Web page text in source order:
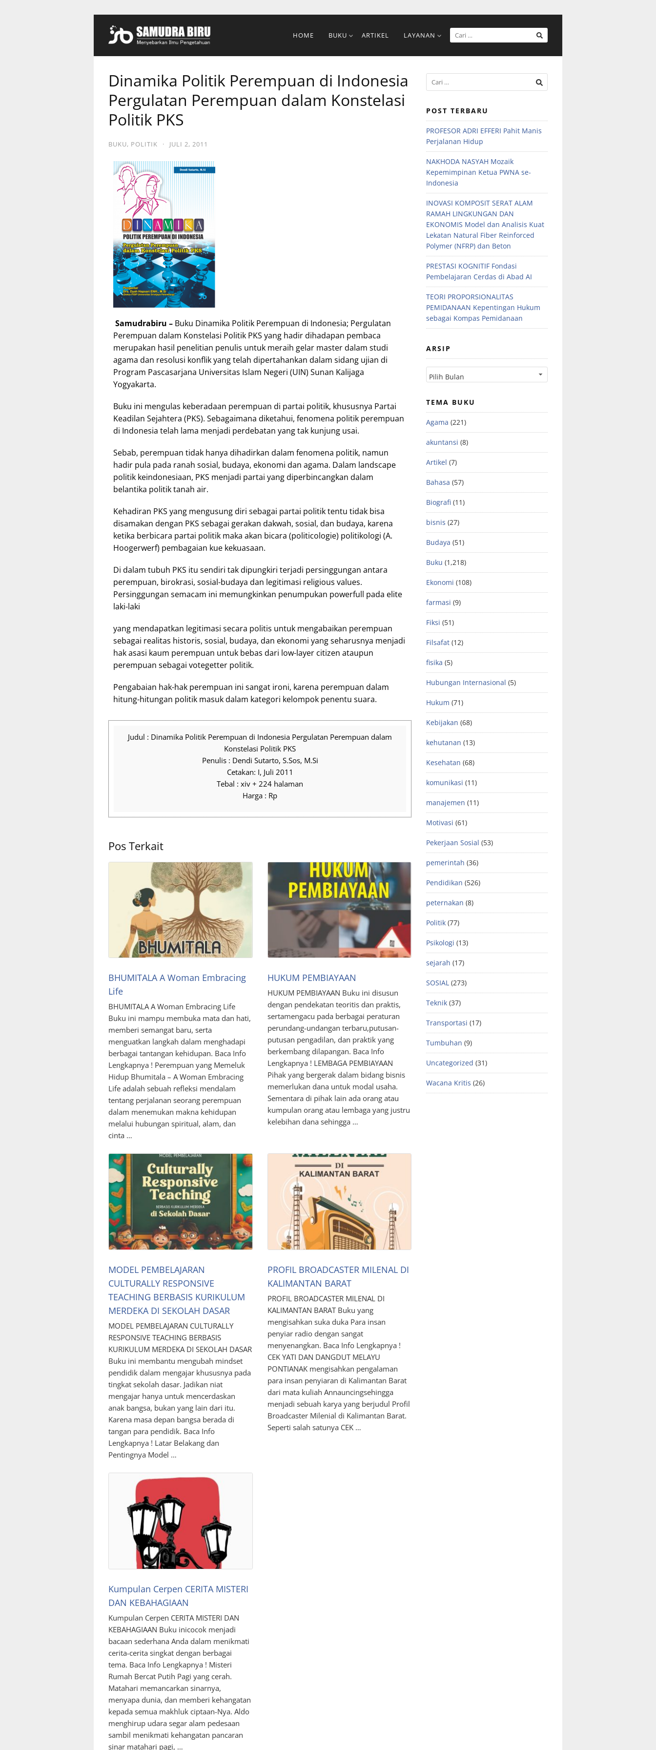
HOME BUKU ARTIKEL LAYANAN
Dinamika Politik Perempuan di Indonesia
Pergulatan Perempuan dalam Konstelasi
Politik PKS
BUKU, POLITIK · JULI 2, 2011
Samudrabiru – Buku Dinamika Politik Perempuan di Indonesia; Pergulatan
Perempuan dalam Konstelasi Politik PKS yang hadir dihadapan pembaca
merupakan hasil penelitian penulis untuk meraih gelar master dalam studi
agama dan resolusi konflik yang telah dipertahankan dalam sidang ujian di
Program Pascasarjana Universitas Islam Negeri (UIN) Sunan Kalijaga
Yogyakarta.
Buku ini mengulas keberadaan perempuan di partai politik, khususnya Partai
Keadilan Sejahtera (PKS). Sebagaimana diketahui, fenomena politik perempuan
di Indonesia telah lama menjadi perdebatan yang tak kunjung usai.
Sebab, perempuan tidak hanya dihadirkan dalam fenomena politik, namun
hadir pula pada ranah sosial, budaya, ekonomi dan agama. Dalam landscape
politik keindonesiaan, PKS menjadi partai yang diperbincangkan dalam
belantika politik tanah air.
Kehadiran PKS yang mengusung diri sebagai partai politik tentu tidak bisa
disamakan dengan PKS sebagai gerakan dakwah, sosial, dan budaya, karena
ketika berbicara partai politik maka akan bicara (politicologie) politikologi (A.
Hoogerwerf) pembagaian kue kekuasaan.
Di dalam tubuh PKS itu sendiri tak dipungkiri terjadi persinggungan antara
perempuan, birokrasi, sosial-budaya dan legitimasi religious values.
Persinggungan semacam ini memungkinkan penumpukan powerfull pada elite
laki-laki
yang mendapatkan legitimasi secara politis untuk mengabaikan perempuan
sebagai realitas historis, sosial, budaya, dan ekonomi yang seharusnya menjadi
hak asasi kaum perempuan untuk bebas dari low-layer citizen ataupun
perempuan sebagai votegetter politik.
Pengabaian hak-hak perempuan ini sangat ironi, karena perempuan dalam
hitung-hitungan politik masuk dalam kategori kelompok penentu suara.
Judul : Dinamika Politik Perempuan di Indonesia Pergulatan Perempuan dalam
Konstelasi Politik PKS
Penulis : Dendi Sutarto, S.Sos, M.Si
Cetakan: I, Juli 2011
Tebal : xiv + 224 halaman
Harga : Rp
Pos Terkait
BHUMITALA A Woman Embracing
Life
BHUMITALA A Woman Embracing Life
Buku ini mampu membuka mata dan hati,
memberi semangat baru, serta
menguatkan langkah dalam menghadapi
berbagai tantangan kehidupan. Baca Info
Lengkapnya ! Perempuan yang Memeluk
Hidup Bhumitala – A Woman Embracing
Life adalah sebuah refleksi mendalam
tentang perjalanan seorang perempuan
dalam menemukan makna kehidupan
melalui hubungan spiritual, alam, dan
cinta …
HUKUM PEMBIAYAAN
HUKUM PEMBIAYAAN Buku ini disusun
dengan pendekatan teoritis dan praktis,
sertamengacu pada berbagai peraturan
perundang-undangan terbaru,putusan-
putusan pengadilan, dan praktik yang
berkembang dilapangan. Baca Info
Lengkapnya ! LEMBAGA PEMBIAYAAN
Pihak yang bergerak dalam bidang bisnis
memerlukan dana untuk modal usaha.
Sementara di pihak lain ada orang atau
kumpulan orang atau lembaga yang justru
kelebihan dana sehingga …
MODEL PEMBELAJARAN
CULTURALLY RESPONSIVE
TEACHING BERBASIS KURIKULUM
MERDEKA DI SEKOLAH DASAR
MODEL PEMBELAJARAN CULTURALLY
RESPONSIVE TEACHING BERBASIS
KURIKULUM MERDEKA DI SEKOLAH DASAR
Buku ini membantu mengubah mindset
pendidik dalam mengajar khususnya pada
tingkat sekolah dasar. Jadikan niat
mengajar hanya untuk mencerdaskan
anak bangsa, bukan yang lain dari itu.
Karena masa depan bangsa berada di
tangan para pendidik. Baca Info
Lengkapnya ! Latar Belakang dan
Pentingnya Model …
PROFIL BROADCASTER MILENAL DI
KALIMANTAN BARAT
PROFIL BROADCASTER MILENAL DI
KALIMANTAN BARAT Buku yang
mengisahkan suka duka Para insan
penyiar radio dengan sangat
menyenangkan. Baca Info Lengkapnya !
CEK YATI DAN DANGDUT MELAYU
PONTIANAK mengisahkan pengalaman
para insan penyiaran di Kalimantan Barat
dari mata kuliah Annauncingsehingga
menjadi sebuah karya yang berjudul Profil
Broadcaster Milenial di Kalimantan Barat.
Seperti salah satunya CEK …
Kumpulan Cerpen CERITA MISTERI
DAN KEBAHAGIAAN
Kumpulan Cerpen CERITA MISTERI DAN
KEBAHAGIAAN Buku inicocok menjadi
bacaan sederhana Anda dalam menikmati
cerita-cerita singkat dengan berbagai
tema. Baca Info Lengkapnya ! Misteri
Rumah Bercat Putih Pagi yang cerah.
Matahari memancarkan sinarnya,
menyapa dunia, dan memberi kehangatan
kepada semua makhluk ciptaan-Nya. Aldo
menghirup udara segar alam pedesaan
sambil menikmati kehangatan pancaran
sinar matahari pagi, …
POST TERBARU
PROFESOR ADRI EFFERI Pahit Manis
Perjalanan Hidup
NAKHODA NASYAH Mozaik
Kepemimpinan Ketua PWNA se-
Indonesia
INOVASI KOMPOSIT SERAT ALAM
RAMAH LINGKUNGAN DAN
EKONOMIS Model dan Analisis Kuat
Lekatan Natural Fiber Reinforced
Polymer (NFRP) dan Beton
PRESTASI KOGNITIF Fondasi
Pembelajaran Cerdas di Abad AI
TEORI PROPORSIONALITAS
PEMIDANAAN Kepentingan Hukum
sebagai Kompas Pemidanaan
ARSIP
TEMA BUKU
Agama (221)
akuntansi (8)
Artikel (7)
Bahasa (57)
Biografi (11)
bisnis (27)
Budaya (51)
Buku (1,218)
Ekonomi (108)
farmasi (9)
Fiksi (51)
Filsafat (12)
fisika (5)
Hubungan Internasional (5)
Hukum (71)
Kebijakan (68)
kehutanan (13)
Kesehatan (68)
komunikasi (11)
manajemen (11)
Motivasi (61)
Pekerjaan Sosial (53)
pemerintah (36)
Pendidikan (526)
peternakan (8)
Politik (77)
Psikologi (13)
sejarah (17)
SOSIAL (273)
Teknik (37)
Transportasi (17)
Tumbuhan (9)
Uncategorized (31)
Wacana Kritis (26)